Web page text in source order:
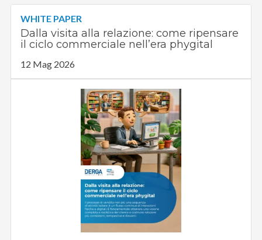
WHITE PAPER
Dalla visita alla relazione: come ripensare
il ciclo commerciale nell’era phygital
12 Mag 2026